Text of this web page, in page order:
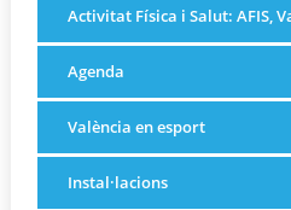
Activitat Física i Salut: AFIS,
Agenda
València en esport
Instal·lacions